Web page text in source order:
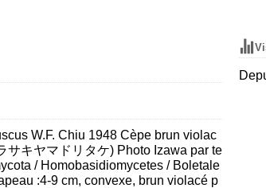
W.F. Chiu 1948 Cèpe brun violac
サキヤマドリタケ) Photo Izawa par te
/ Homobasidiomycetes / Boletale
:4-9 cm, convexe, brun violacé p